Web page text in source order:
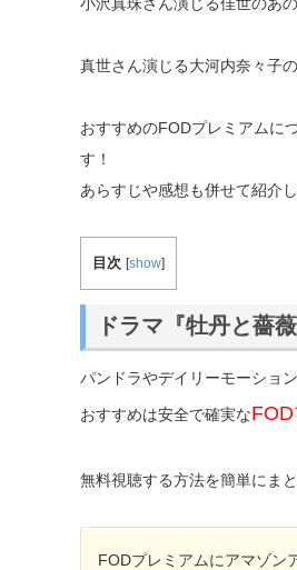
真世さん演じる大河内奈々子
おすすめのFODプレミアムにつ
す！
あらすじや感想も併せて紹介し
目次 [show]
ドラマ『牡丹と薔
パンドラやデイリーモーショ
おすすめは安全で確実な
無料視聴する方法を簡単にま
FODプレミアムにアマゾン